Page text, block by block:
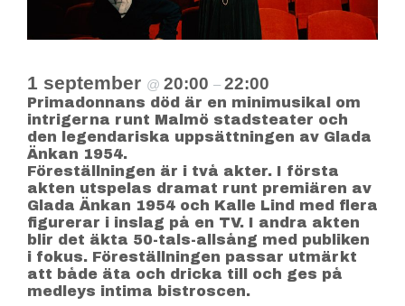
1 september @ 20:00 – 22:00
Primadonnans död är en minimusikal om
intrigerna runt Malmö stadsteater och
den legendariska uppsättningen av Glada
Änkan 1954.
Föreställningen är i två akter. I första
akten utspelas dramat runt premiären av
Glada Änkan 1954 och Kalle Lind med flera
figurerar i inslag på en TV. I andra akten
blir det äkta 50-tals-allsång med publiken
i fokus. Föreställningen passar utmärkt
att både äta och dricka till och ges på
medleys intima bistroscen.